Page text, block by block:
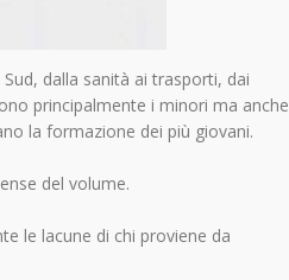
dalla sanità ai trasporti, dai
principalmente i minori ma anche
la formazione dei più giovani.
del volume.
le lacune di chi proviene da